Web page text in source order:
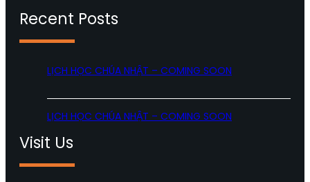
Recent Posts
LỊCH HỌC CHÚA NHẬT – COMING SOON
LỊCH HỌC CHÚA NHẬT – COMING SOON
Visit Us